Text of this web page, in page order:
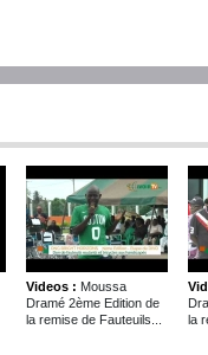
Videos : Moussa
Dramé 2ème Edition de
la remise de Fauteuils...
la